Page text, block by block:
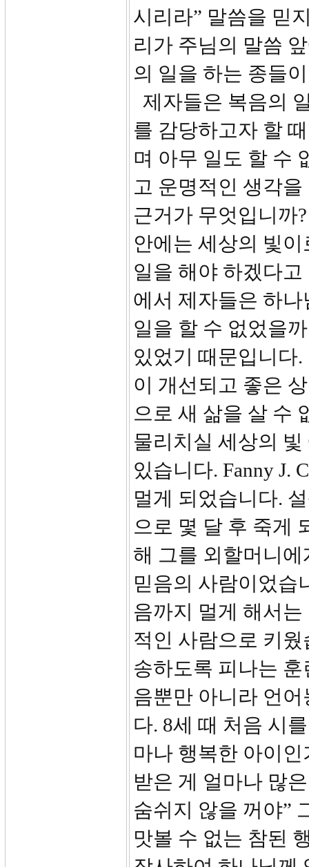
시리라” 말씀을 믿
리가 주님의 말씀
의 일을 하는 종들
제자들은 복음의
를 감당하고자 할
며 아무 일도 할 수
고 운명적인 생각
근거가 무엇입니까
안에는 세상의 빛
일을 해야 하겠다
에서 제자들은 하
일을 할 수 없었을
있었기 때문입니다
이 개선되고 좋은
으로 새 삶을 살 수
물리치실 세상의
있습니다. Fanny J.
멀게 되었습니다.
으로 몇 달 후 죽게
해 그를 외할머니
믿음의 사람이었습
음까지 멀게 해서
적인 사람으로 키
송하도록 피나는
음뿐만 아니라 언
다. 8세 때 처음 시
마나 행복한 아이
받은 게 얼마나 많
숨쉬지 않을 꺼야”
맛볼 수 없는 참된